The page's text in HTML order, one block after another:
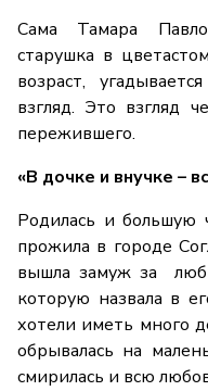
Сама Тамара
старушка в
возраст,
взгляд. Это взгляд
пережившего.
«В дочке и внучке –
Родилась и большую
прожила в городе
вышла замуж за
которую назвала в
хотели иметь много
обрывалась на
смирилась и всю